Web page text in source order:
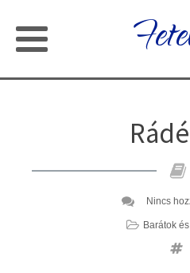
Nincs
Barátok